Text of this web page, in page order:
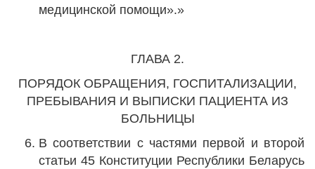
медицинской помощи».»
ГЛАВА 2.
ПОРЯДОК ОБРАЩЕНИЯ, ГОСПИТАЛИЗАЦИИ,
ПРЕБЫВАНИЯ И ВЫПИСКИ ПАЦИЕНТА ИЗ
БОЛЬНИЦЫ
В соответствии с частями первой и второй
статьи 45 Конституции Республики Беларусь